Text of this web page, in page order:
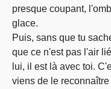
presque coupant,
glace.
Puis, sans que tu
que ce n'est pas l'air
lui, il est là avec toi.
viens de le